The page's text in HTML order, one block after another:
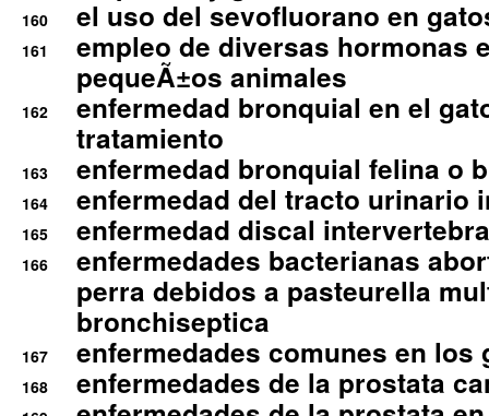
160 el uso del sevofluorano en
161
empleo de diversas hormonas
pequeÃ±os animales
162
enfermedad bronquial en el
tratamiento
163 enfermedad bronquial felina o
164 enfermedad del tracto urinario
165 enfermedad discal
166
enfermedades bacterianas
perra debidos a pasteurella
bronchiseptica
167 enfermedades comunes en los
168 enfermedades de la prostata